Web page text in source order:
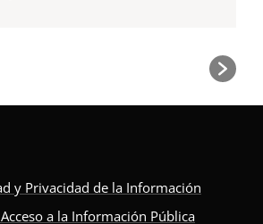
y Privacidad de la Información
a la Información Pública